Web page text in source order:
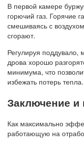
В первой камере
горючий газ. Горячие
смешиваясь с
сгорают.
Регулируя поддувало,
дрова хорошо
минимума, что
избежать потерь тепла.
Заключение и
Как максимально
работающую на